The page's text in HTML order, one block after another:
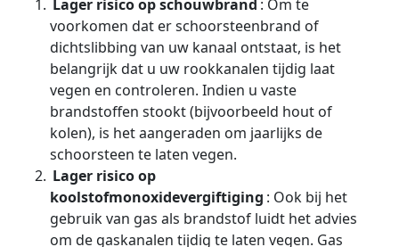
Lager risico op schouwbrand : Om te
voorkomen dat er schoorsteenbrand of
dichtslibbing van uw kanaal ontstaat, is het
belangrijk dat u uw rookkanalen tijdig laat
vegen en controleren. Indien u vaste
brandstoffen stookt (bijvoorbeeld hout of
kolen), is het aangeraden om jaarlijks de
schoorsteen te laten vegen.
Lager risico op
koolstofmonoxidevergiftiging : Ook bij het
gebruik van gas als brandstof luidt het advies
om de gaskanalen tijdig te laten vegen. Gas